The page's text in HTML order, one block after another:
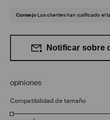
Consejo Los clientes han calificado el
Notificar sobre
opiniones
Compatibilidad de tamaño